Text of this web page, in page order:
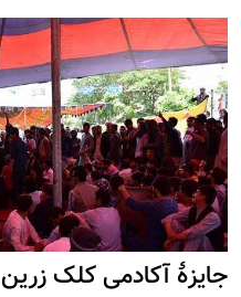
جایزۀ آکادمی کلک زرین